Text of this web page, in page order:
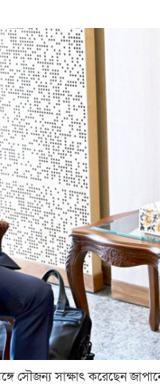
সৌজন্য সাক্ষাৎ করেছেন